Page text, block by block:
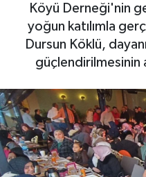
Köyü Derneği'nin
yoğun katılımla
Dursun Köklü,
güçlendirilmesinin